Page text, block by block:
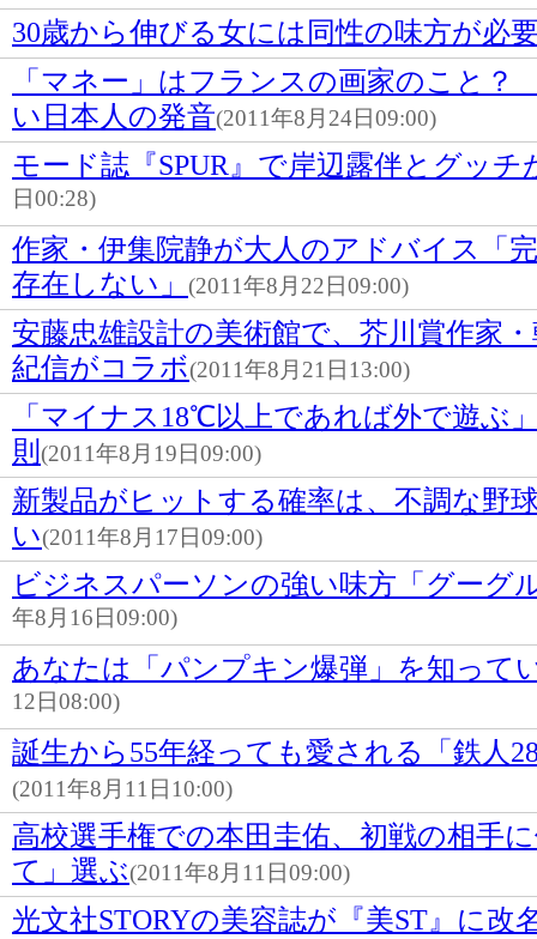
30歳から伸びる女には同性の味方が必
「マネー」はフランスの画家のこと
い日本人の発音(2011年8月24日09:00)
モード誌『SPUR』で岸辺露伴とグッチ
日00:28)
作家・伊集院静が大人のアドバイス「
存在しない」
(2011年8月22日09:00)
安藤忠雄設計の美術館で、芥川賞作家
紀信がコラボ(2011年8月21日13:00)
「マイナス18℃以上であれば外で遊ぶ
則 (2011年8月19日09:00)
新製品がヒットする確率は、不調な野
い(2011年8月17日09:00)
ビジネスパーソンの強い味方「グーグ
年8月16日09:00)
あなたは「パンプキン爆弾」を知って
12日08:00)
誕生から55年経っても愛される「鉄人
(2011年8月11日10:00)
高校選手権での本田圭佑、初戦の相手
て」選ぶ(2011年8月11日09:00)
光文社STORYの美容誌が『美ST』に改